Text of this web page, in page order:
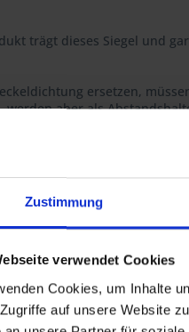
Zustimmung
verwendet Cookies
Cookies, um Inhalte
auf unsere Website
trägt dieses Siegel und
ersetzen,
aber als
Hall-Sensor-O-Ring Art.Nr.
Boxer Modelle:
6, R 90/6, R 90S, R 60/7, R
R 80GS PD, R 100GS PD,
80RT, R 100RS, R 100RT
1-338-428S